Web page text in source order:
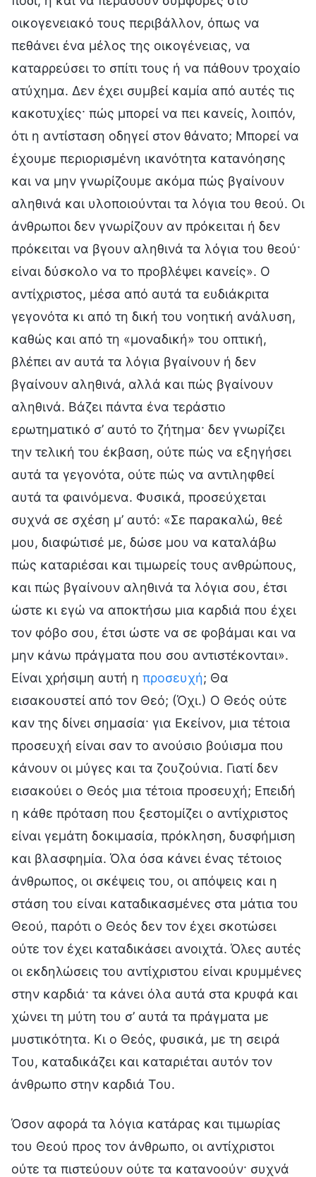
οικογενειακό τους περιβάλλον, όπως να
πεθάνει ένα μέλος της οικογένειας, να
καταρρεύσει το σπίτι τους ή να πάθουν τροχαίο
ατύχημα. Δεν έχει συμβεί καμία από αυτές τις
κακοτυχίες· πώς μπορεί να πει κανείς, λοιπόν,
ότι η αντίσταση οδηγεί στον θάνατο; Μπορεί να
έχουμε περιορισμένη ικανότητα κατανόησης
και να μην γνωρίζουμε ακόμα πώς βγαίνουν
αληθινά και υλοποιούνται τα λόγια του θεού. Οι
άνθρωποι δεν γνωρίζουν αν πρόκειται ή δεν
πρόκειται να βγουν αληθινά τα λόγια του θεού·
είναι δύσκολο να το προβλέψει κανείς». Ο
αντίχριστος, μέσα από αυτά τα ευδιάκριτα
γεγονότα κι από τη δική του νοητική ανάλυση,
καθώς και από τη «μοναδική» του οπτική,
βλέπει αν αυτά τα λόγια βγαίνουν ή δεν
βγαίνουν αληθινά, αλλά και πώς βγαίνουν
αληθινά. Βάζει πάντα ένα τεράστιο
ερωτηματικό σ’ αυτό το ζήτημα· δεν γνωρίζει
την τελική του έκβαση, ούτε πώς να εξηγήσει
αυτά τα γεγονότα, ούτε πώς να αντιληφθεί
αυτά τα φαινόμενα. Φυσικά, προσεύχεται
συχνά σε σχέση μ’ αυτό: «Σε παρακαλώ, θεέ
μου, διαφώτισέ με, δώσε μου να καταλάβω
πώς καταριέσαι και τιμωρείς τους ανθρώπους,
και πώς βγαίνουν αληθινά τα λόγια σου, έτσι
ώστε κι εγώ να αποκτήσω μια καρδιά που έχει
τον φόβο σου, έτσι ώστε να σε φοβάμαι και να
μην κάνω πράγματα που σου αντιστέκονται».
Είναι χρήσιμη αυτή η προσευχή; Θα
εισακουστεί από τον Θεό; (Όχι.) Ο Θεός ούτε
καν της δίνει σημασία· για Εκείνον, μια τέτοια
προσευχή είναι σαν το ανούσιο βούισμα που
κάνουν οι μύγες και τα ζουζούνια. Γιατί δεν
εισακούει ο Θεός μια τέτοια προσευχή; Επειδή
η κάθε πρόταση που ξεστομίζει ο αντίχριστος
είναι γεμάτη δοκιμασία, πρόκληση, δυσφήμιση
και βλασφημία. Όλα όσα κάνει ένας τέτοιος
άνθρωπος, οι σκέψεις του, οι απόψεις και η
στάση του είναι καταδικασμένες στα μάτια του
Θεού, παρότι ο Θεός δεν τον έχει σκοτώσει
ούτε τον έχει καταδικάσει ανοιχτά. Όλες αυτές
οι εκδηλώσεις του αντίχριστου είναι κρυμμένες
στην καρδιά· τα κάνει όλα αυτά στα κρυφά και
χώνει τη μύτη του σ’ αυτά τα πράγματα με
μυστικότητα. Κι ο Θεός, φυσικά, με τη σειρά
Του, καταδικάζει και καταριέται αυτόν τον
άνθρωπο στην καρδιά Του.
Όσον αφορά τα λόγια κατάρας και τιμωρίας
του Θεού προς τον άνθρωπο, οι αντίχριστοι
ούτε τα πιστεύουν ούτε τα κατανοούν· συχνά